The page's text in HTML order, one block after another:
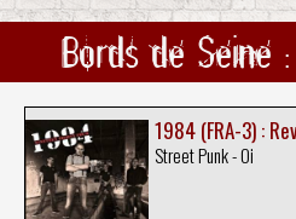
Bords de Seine
1984 (FRA-3) :
Street Punk - Oi